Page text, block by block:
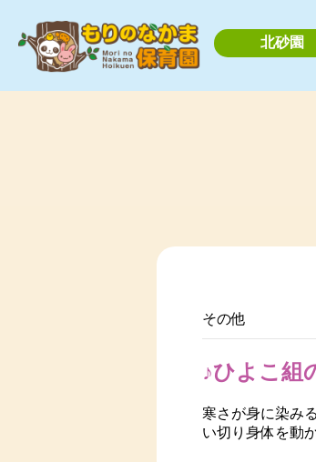
北砂園
その他
♪ひよこ組
寒さが身に染み
い切り身体を動